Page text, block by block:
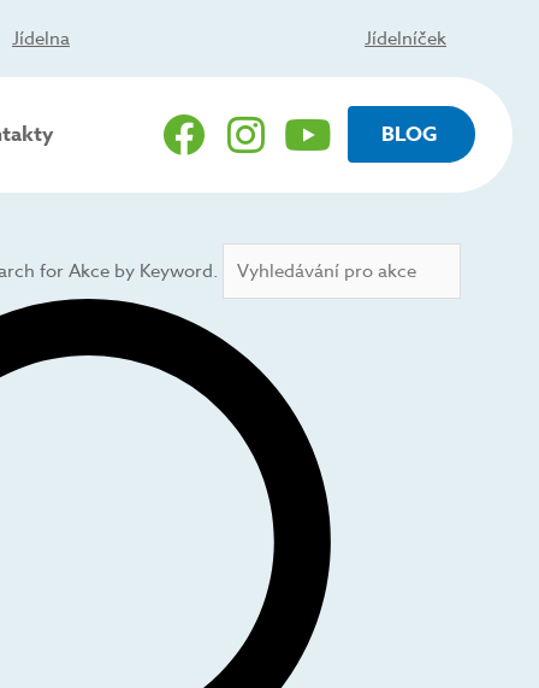
Jídelna Jídelníček
BLOG
for Akce by Keyword.